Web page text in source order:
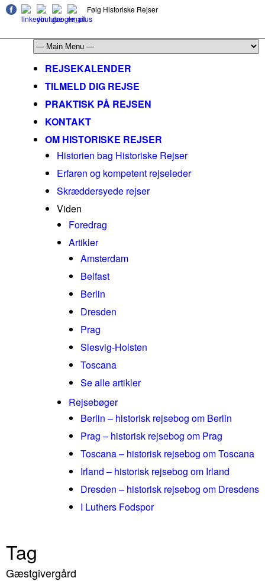
Følg Historiske Rejser
REJSEKALENDER
TILMELD DIG REJSE
PRAKTISK PÅ REJSEN
KONTAKT
OM HISTORISKE REJSER
Historien bag Historiske Rejser
Erfaren og kompetent rejseleder
Skræddersyede rejser
Viden
Foredrag
Artikler
Amsterdam
Belfast
Berlin
Dresden
Prag
Slesvig-Holsten
Toscana
Se alle artikler
Rejsebøger
Berlin – historisk rejsebog om Berlin
Prag – historisk rejsebog om Prag
Toscana – historisk rejsebog om Toscana
Irland – historisk rejsebog om Irland
Dresden – historisk rejsebog om Dresdens
I Luthers Fodspor
Tag
Gæstgivergård